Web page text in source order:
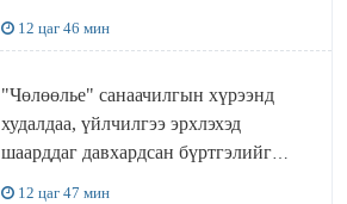
12 цаг 46 мин
"Чөлөөлье" санаачилгын хүрээнд
худалдаа, үйлчилгээ эрхлэхэд
шаарддаг давхардсан бүртгэлийг
12 цаг 47 мин